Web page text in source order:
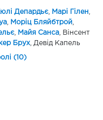
Депардьє, Марі Гілен
, Моріц Бляйбтрой
, Майя Санса, Вінсент
Брух, Девід Капель
(10)